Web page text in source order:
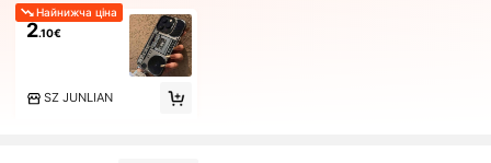
Найнижча ціна
2.10€
SZ JUNLIAN